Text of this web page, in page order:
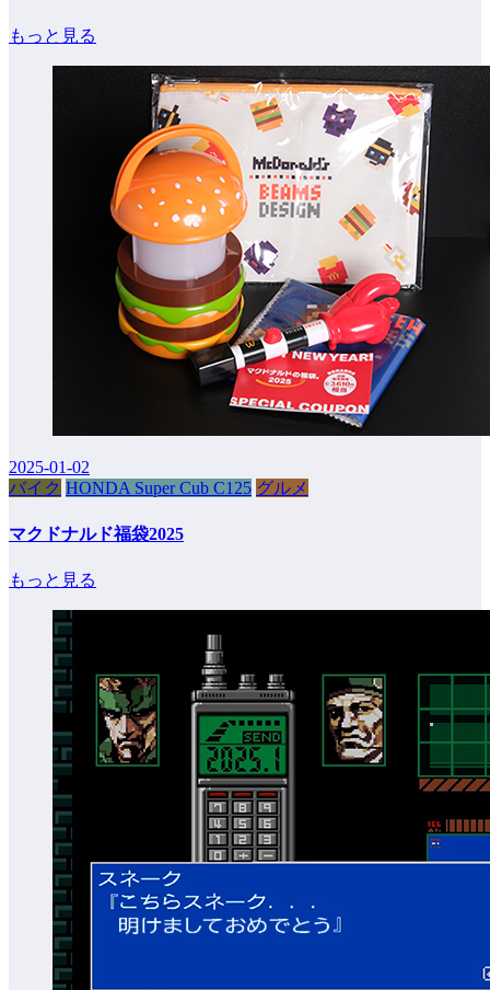
もっと見る
2025-01-02
バイク HONDA Super Cub C125 グルメ
マクドナルド福袋2025
もっと見る